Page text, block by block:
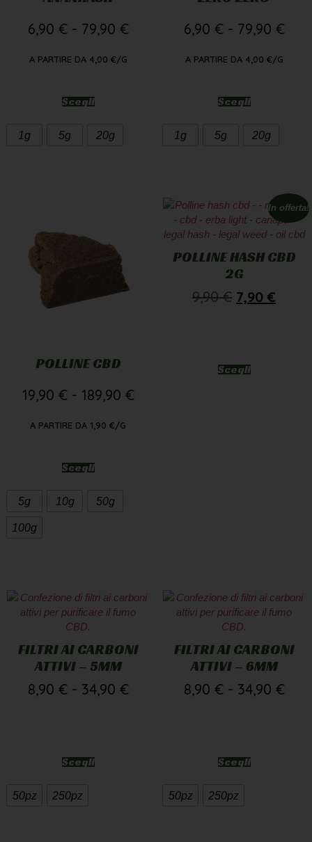
6,90 € - 79,90 €
A PARTIRE DA 4,00 €/G
Scegli
1g 5g 20g
6,90 € - 79,90 €
A PARTIRE DA 4,00 €/G
Scegli
1g 5g 20g
POLLINE CBD
19,90 € - 189,90 €
A PARTIRE DA 1,90 €/G
Scegli
5g 10g 50g
100g
In offerta!
POLLINE HASH CBD
2G
9,90€ 7,90 €
Scegli
FILTRI AI CARBONI
ATTIVI – 5MM
8,90 € - 34,90 €
Scegli
50pz 250pz
FILTRI AI CARBONI
ATTIVI – 6MM
8,90 € - 34,90 €
Scegli
50pz 250pz